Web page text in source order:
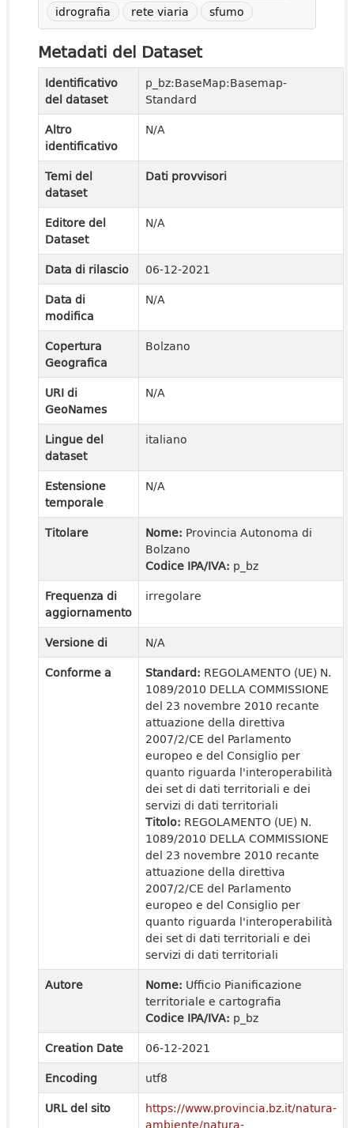
idrografia
rete viaria sfumo
Metadati del Dataset
Identificativo
del dataset
p_bz:BaseMap:Basemap-
Standard
Altro
identificativo
N/A
Temi del
dataset
Dati provvisori
Editore del
Dataset
N/A
Data di rilascio
06-12-2021
Data di
modifica
N/A
Copertura
Geografica
Bolzano
URI di
GeoNames
N/A
Lingue del
dataset
italiano
Estensione
temporale
N/A
Titolare Nome: Provincia Autonoma di
Bolzano
Codice IPA/IVA: p_bz
Frequenza di
aggiornamento
irregolare
Versione di
N/A
Conforme a
Standard: REGOLAMENTO (UE) N.
1089/2010 DELLA COMMISSIONE
del 23 novembre 2010 recante
attuazione della direttiva
2007/2/CE del Parlamento
europeo e del Consiglio per
quanto riguarda l'interoperabilità
dei set di dati territoriali e dei
servizi di dati territoriali
Titolo: REGOLAMENTO (UE) N.
1089/2010 DELLA COMMISSIONE
del 23 novembre 2010 recante
attuazione della direttiva
2007/2/CE del Parlamento
europeo e del Consiglio per
quanto riguarda l'interoperabilità
dei set di dati territoriali e dei
servizi di dati territoriali
Autore
Nome: Ufficio Pianificazione
territoriale e cartografia
Codice IPA/IVA: p_bz
Creation Date
06-12-2021
Encoding
utf8
URL del sito
https://www.provincia.bz.it/natura-
ambiente/natura-